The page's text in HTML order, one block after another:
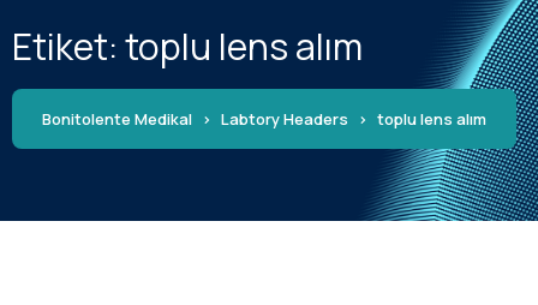
Etiket:toplu lens alım
Bonitolente Medikal > Labtory Headers > toplu lens alım